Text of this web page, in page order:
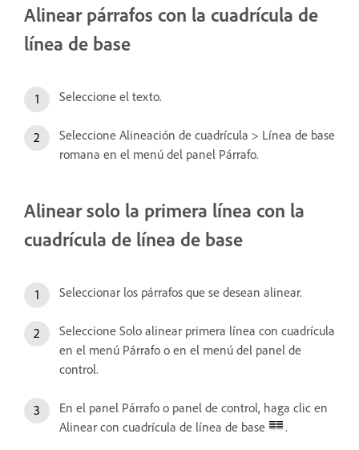
Alinear párrafos con la cuadrícula de
línea de base
Seleccione el texto.
Seleccione Alineación de cuadrícula > Línea de base
romana en el menú del panel Párrafo.
Alinear solo la primera línea con la
cuadrícula de línea de base
Seleccionar los párrafos que se desean alinear.
Seleccione Solo alinear primera línea con cuadrícula
en el menú Párrafo o en el menú del panel de
control.
En el panel Párrafo o panel de control, haga clic en
Alinear con cuadrícula de línea de base
.